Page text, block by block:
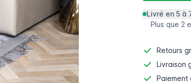
Livré en 5 à
Plus que 2
Retours
Livraison
Paiement